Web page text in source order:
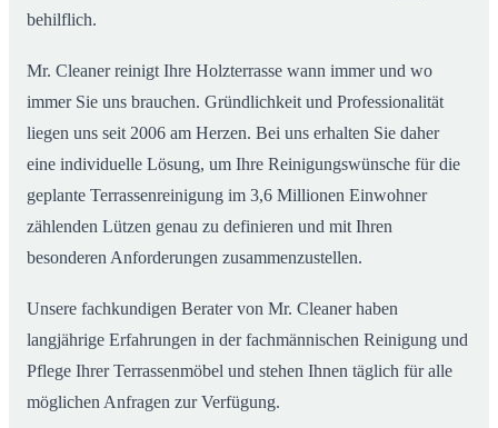
behilflich.
Mr. Cleaner reinigt Ihre Holzterrasse wann immer und wo
immer Sie uns brauchen. Gründlichkeit und Professionalität
liegen uns seit 2006 am Herzen. Bei uns erhalten Sie daher
eine individuelle Lösung, um Ihre Reinigungswünsche für die
geplante Terrassenreinigung im 3,6 Millionen Einwohner
zählenden Lützen genau zu definieren und mit Ihren
besonderen Anforderungen zusammenzustellen.
Unsere fachkundigen Berater von Mr. Cleaner haben
langjährige Erfahrungen in der fachmännischen Reinigung und
Pflege Ihrer Terrassenmöbel und stehen Ihnen täglich für alle
möglichen Anfragen zur Verfügung.